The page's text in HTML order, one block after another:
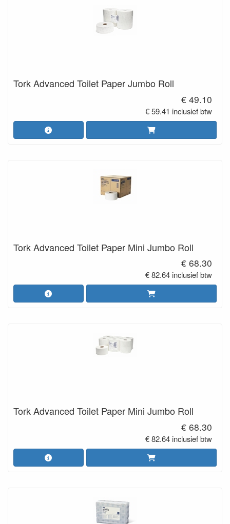
Tork Advanced Toilet Paper Jumbo Roll
€ 49.10
€ 59.41 inclusief btw
Tork Advanced Toilet Paper Mini Jumbo Roll
€ 68.30
€ 82.64 inclusief btw
Tork Advanced Toilet Paper Mini Jumbo Roll
€ 68.30
€ 82.64 inclusief btw